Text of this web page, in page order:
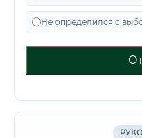
Не определился с